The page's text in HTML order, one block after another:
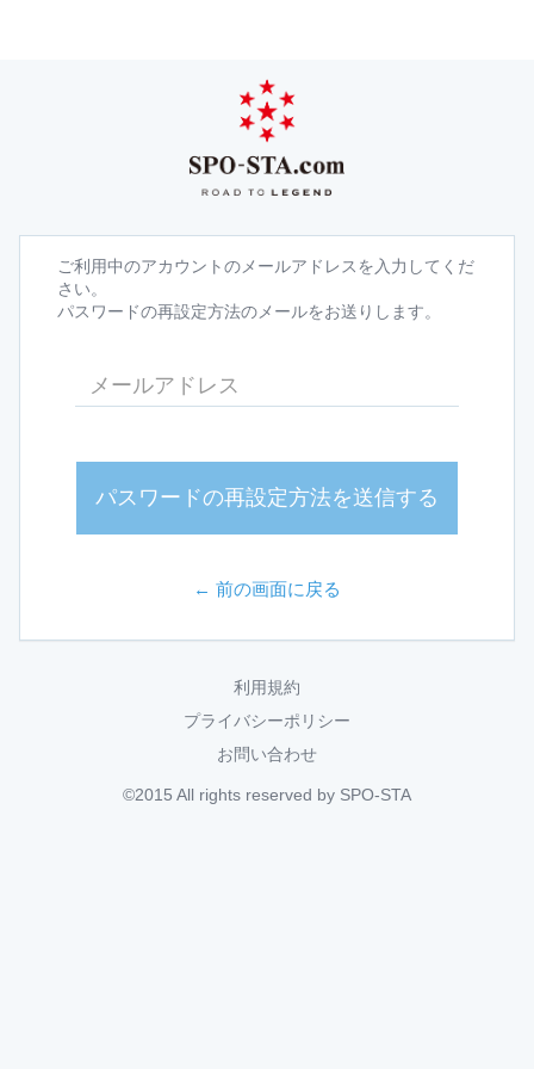
ご利用中のアカウントのメールアドレスを入力してくだ
さい。
パスワードの再設定方法のメールをお送りします。
パスワードの再設定方法を送信する
← 前の画面に戻る
利用規約
プライバシーポリシー
お問い合わせ
©2015 All rights reserved by SPO-STA